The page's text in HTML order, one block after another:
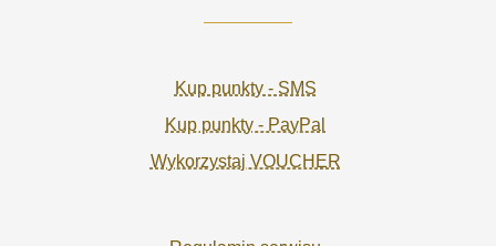
Kup punkty - SMS
Kup punkty - PayPal
Wykorzystaj VOUCHER